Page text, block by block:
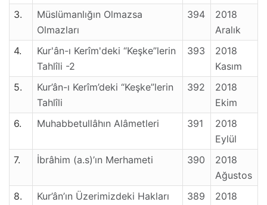
3.
Müslümanlığın Olmazsa
Olmazları
394
2018
Aralık
4.
Kur'ân-ı Kerîm'deki “Keşke”lerin
Tahlîli -2
393
2018
Kasım
5.
Kur’ân-ı Kerîm’deki “Keşke”lerin
Tahlîli
392
2018
Ekim
6.
Muhabbetullâhın Alâmetleri 391
2018
Eylül
7.
İbrâhim (a.s)’ın Merhameti 390
2018
Ağustos
8.
Kur’ân’ın Üzerimizdeki Hakları 389
2018